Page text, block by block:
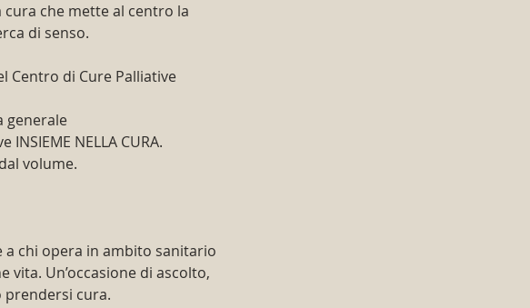
che mette al centro la
di senso.
Centro di Cure Palliative
generale
NELLA CURA.
volume.
chi opera in ambito sanitario
vita. Un’occasione di ascolto,
prendersi cura.